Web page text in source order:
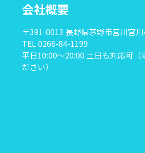
会社概要
〒391-0013 長野県茅野市宮川宮
TEL 0266-84-1199
平日10:00〜20:00 土日も対応可（
ださい）